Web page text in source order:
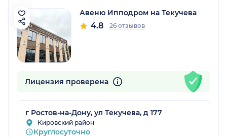
Авеню Ипподром на Текучева
4.8 26 отзывов
Лицензия проверена
г Ростов-на-Дону, ул Текучева, д 177
Кировский район
Круглосуточно